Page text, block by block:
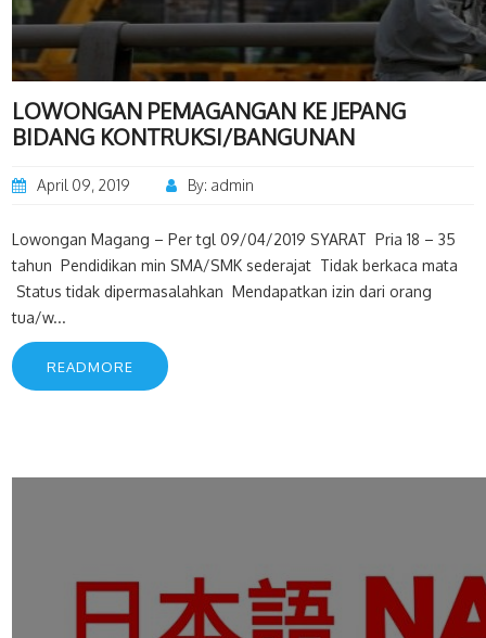
LOWONGAN PEMAGANGAN KE JEPANG
BIDANG KONTRUKSI/BANGUNAN
April 09, 2019 By: admin
Lowongan Magang – Per tgl 09/04/2019 SYARAT Pria 18 – 35
tahun Pendidikan min SMA/SMK sederajat Tidak berkaca mata
Status tidak dipermasalahkan Mendapatkan izin dari orang
tua/w...
READMORE